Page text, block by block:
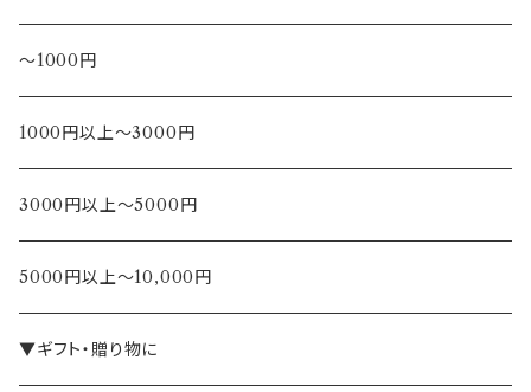
～1000円
1000円以上～3000円
3000円以上～5000円
5000円以上～10,000円
▼ギフト・贈り物に